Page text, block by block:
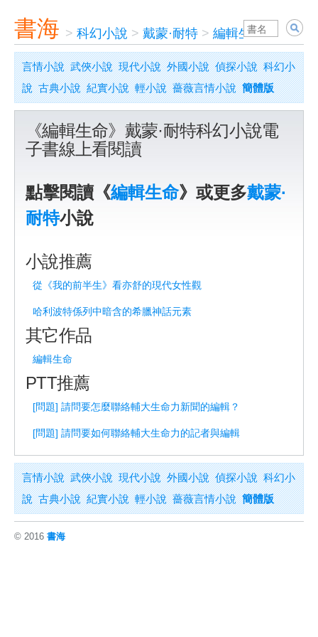
書海 > 科幻小說 > 戴蒙·耐特 > 編輯生命
言情小說 武俠小說 現代小說 外國小說 偵探小說 科幻小
說 古典小說 紀實小說 輕小說 薔薇言情小說 簡體版
《編輯生命》戴蒙·耐特科幻小說電
子書線上看閱讀
點擊閱讀《編輯生命》或更多戴蒙·
耐特小說
小說推薦
從《我的前半生》看亦舒的現代女性觀
哈利波特係列中暗含的希臘神話元素
其它作品
編輯生命
PTT推薦
[問題] 請問要怎麼聯絡輔大生命力新聞的編輯？
[問題] 請問要如何聯絡輔大生命力的記者與編輯
言情小說 武俠小說 現代小說 外國小說 偵探小說 科幻小
說 古典小說 紀實小說 輕小說 薔薇言情小說 簡體版
© 2016 書海